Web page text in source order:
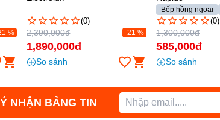
%
(0)
1,300,000đ -55 %
585,000đ
So sánh
Beko Bếp từ
(0)
19,900,000đ
11,690,000đ
So sánh
NHẬN BẢNG TIN